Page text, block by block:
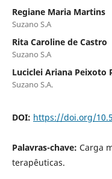
Regiane Maria Martins
Suzano S.A
Rita Caroline de Castro
Suzano S.A
Luciclei Ariana Peixoto
Suzano S.A.
DOI: https://doi.org/
Palavras-chave: Carga
terapêuticas.